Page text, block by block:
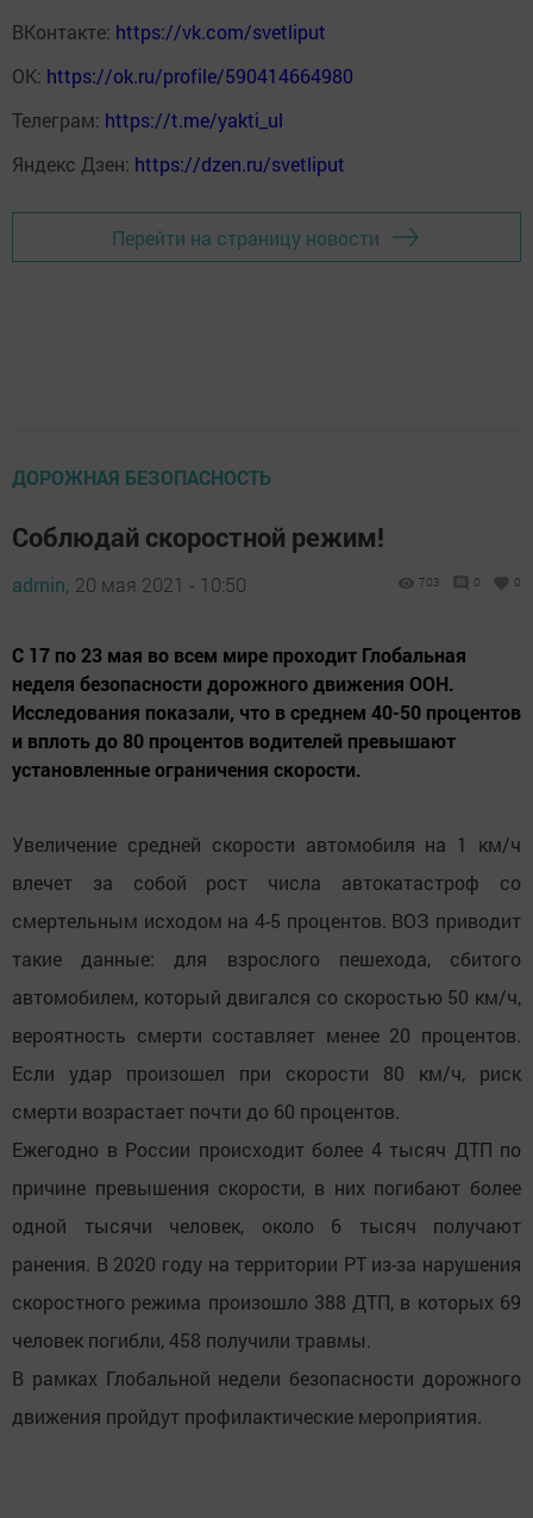
ВКонтакте: https://vk.com/svetliput
ОК: https://ok.ru/profile/590414664980
Телеграм: https://t.me/yakti_ul
Яндекс Дзен: https://dzen.ru/svetliput
Перейти на страницу новости
ДОРОЖНАЯ БЕЗОПАСНОСТЬ
Соблюдай скоростной режим!
admin, 20 мая 2021 - 10:50 703 0 0
С 17 по 23 мая во всем мире проходит Глобальная
неделя безопасности дорожного движения ООН.
Исследования показали, что в среднем 40-50 процентов
и вплоть до 80 процентов водителей превышают
установленные ограничения скорости.
Увеличение средней скорости автомобиля на 1 км/ч
влечет за собой рост числа автокатастроф со
смертельным исходом на 4-5 процентов. ВОЗ приводит
такие данные: для взрослого пешехода, сбитого
автомобилем, который двигался со скоростью 50 км/ч,
вероятность смерти составляет менее 20 процентов.
Если удар произошел при скорости 80 км/ч, риск
смерти возрастает почти до 60 процентов.
Ежегодно в России происходит более 4 тысяч ДТП по
причине превышения скорости, в них погибают более
одной тысячи человек, около 6 тысяч получают
ранения. В 2020 году на территории РТ из-за нарушения
скоростного режима произошло 388 ДТП, в которых 69
человек погибли, 458 получили травмы.
В рамках Глобальной недели безопасности дорожного
движения пройдут профилактические мероприятия.